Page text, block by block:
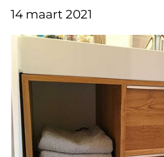
14 maart 2021